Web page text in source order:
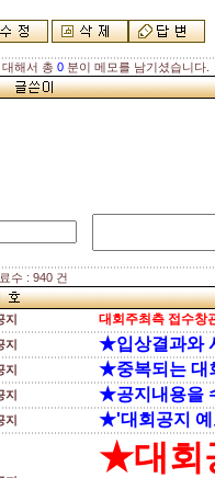
해서 총 0 분이 메모를 남기셨습니다.
수 : 940 건
지 대회주최측 접수창
지 ★입상결과와
지 ★중복되는 대
지 ★공지내용을
지 ★'대회공지 예
★대회